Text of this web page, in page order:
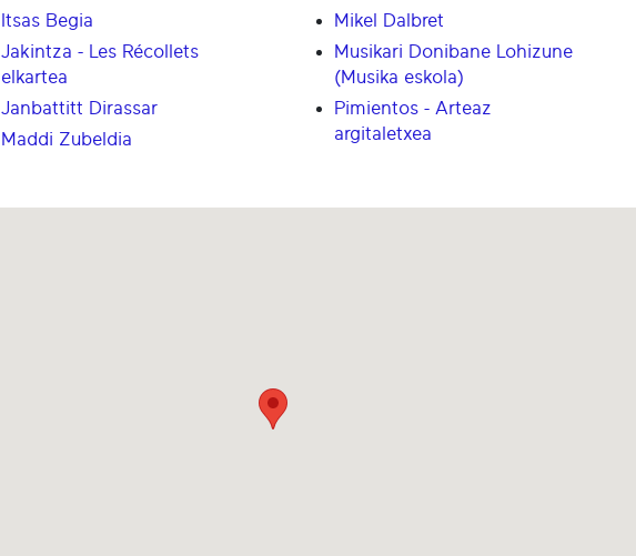
Itsas Begia
Jakintza - Les Récollets
elkartea
Janbattitt Dirassar
Maddi Zubeldia
Mikel Dalbret
Musikari Donibane Lohizune
(Musika eskola)
Pimientos - Arteaz
argitaletxea